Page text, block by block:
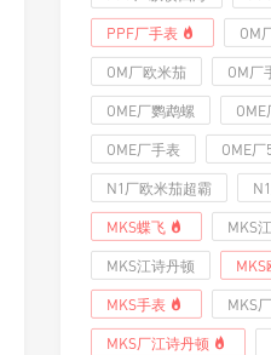
PPF厂手表 OM
OM厂欧米茄 OM厂
OME厂鹦鹉螺
OME厂手表 OME厂
N1厂欧米茄超霸
MKS蝶飞 MKS
MKS江诗丹顿 MKS
MKS手表 MKS
MKS厂江诗丹顿